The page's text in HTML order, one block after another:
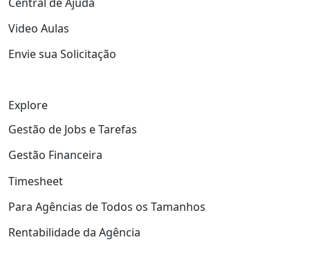
Video Aulas
Envie sua Solicitação
Explore
Gestão de Jobs e Tarefas
Gestão Financeira
Timesheet
Para Agências de Todos os Tamanhos
Rentabilidade da Agência